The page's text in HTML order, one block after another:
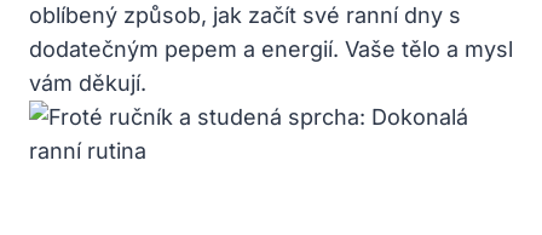
oblíbený způsob, jak začít své ranní dny s
dodatečným pepem a energií. Vaše tělo a mysl
vám děkují.